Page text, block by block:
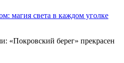
магия света в каждом уголке
«Покровский берег» прекрасен